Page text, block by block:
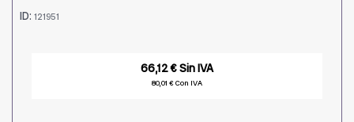
ID: 121951
66,12 € Sin IVA
80,01 € Con IVA